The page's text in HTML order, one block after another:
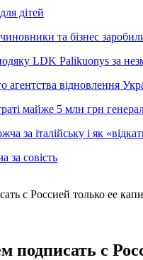
дітей
та бізнес
LDK Palikuonys за
відновлення
майже 5 млн грн
за італійську і як
за совість
с